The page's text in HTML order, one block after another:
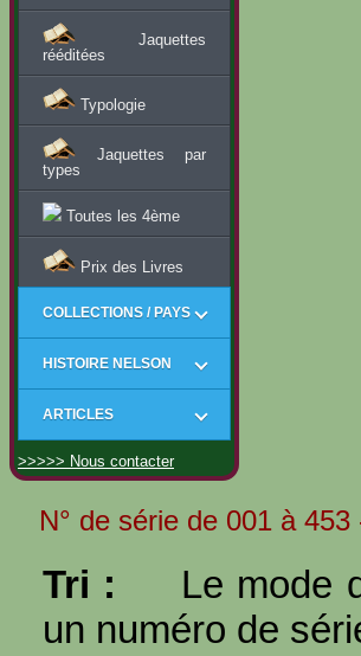
Jaquettes
rééditées
Typologie
Jaquettes par
types
Toutes les 4ème
Prix des Livres
COLLECTIONS / PAYS
HISTOIRE NELSON
ARTICLES
>>>>> Nous contacter
N° de série de 001 à
Tri :
Le mode
un numéro de